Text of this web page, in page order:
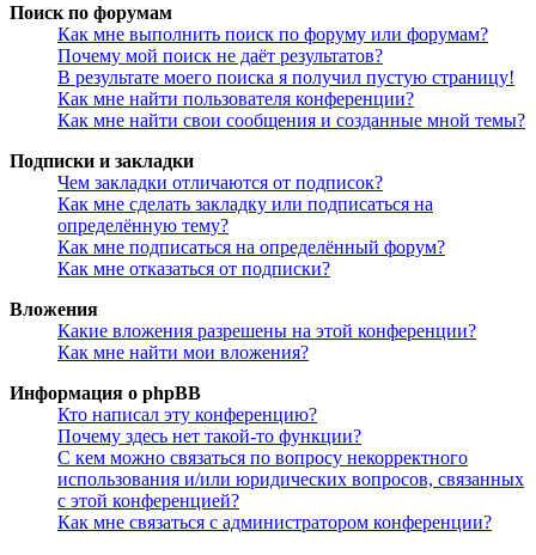
Поиск по форумам
Как мне выполнить поиск по форуму или форумам?
Почему мой поиск не даёт результатов?
В результате моего поиска я получил пустую страницу!
Как мне найти пользователя конференции?
Как мне найти свои сообщения и созданные мной темы?
Подписки и закладки
Чем закладки отличаются от подписок?
Как мне сделать закладку или подписаться на
определённую тему?
Как мне подписаться на определённый форум?
Как мне отказаться от подписки?
Вложения
Какие вложения разрешены на этой конференции?
Как мне найти мои вложения?
Информация о phpBB
Кто написал эту конференцию?
Почему здесь нет такой-то функции?
С кем можно связаться по вопросу некорректного
использования и/или юридических вопросов, связанных
с этой конференцией?
Как мне связаться с администратором конференции?